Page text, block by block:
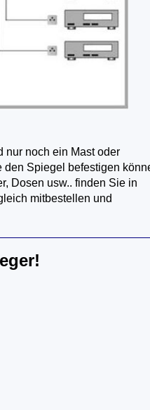
nur noch ein Mast oder
den Spiegel befestigen
Dosen usw.. finden Sie in
mitbestellen und